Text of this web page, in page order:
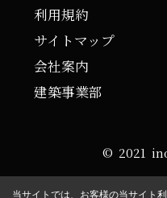
利用規約
サイトマップ
会社案内
建築事業部
© 2021
当サイトでは、お客様の当サイト